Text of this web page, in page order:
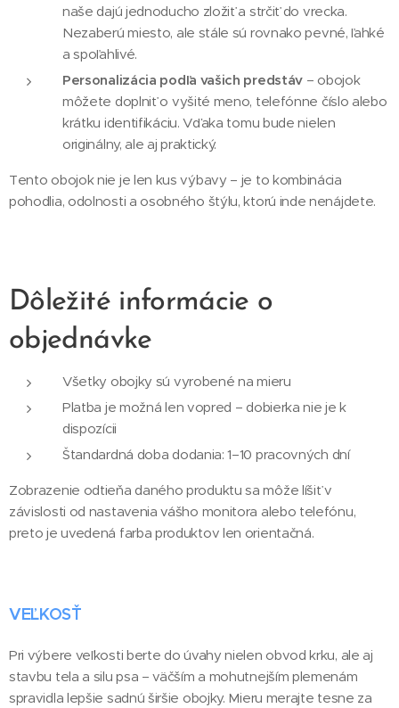
naše dajú jednoducho zložiť a strčiť do vrecka.
Nezaberú miesto, ale stále sú rovnako pevné, ľahké
a spoľahlivé.
Personalizácia podľa vašich predstáv – obojok
môžete doplniť o vyšité meno, telefónne číslo alebo
krátku identifikáciu. Vďaka tomu bude nielen
originálny, ale aj praktický.
Tento obojok nie je len kus výbavy – je to kombinácia
pohodlia, odolnosti a osobného štýlu, ktorú inde nenájdete.
Dôležité informácie o
objednávke
Všetky obojky sú vyrobené na mieru
Platba je možná len vopred – dobierka nie je k
dispozícii
Štandardná doba dodania: 1–10 pracovných dní
Zobrazenie odtieňa daného produktu sa môže líšiť v
závislosti od nastavenia vášho monitora alebo telefónu,
preto je uvedená farba produktov len orientačná.
VEĽKOSŤ
Pri výbere veľkosti berte do úvahy nielen obvod krku, ale aj
stavbu tela a silu psa – väčším a mohutnejším plemenám
spravidla lepšie sadnú širšie obojky. Mieru merajte tesne za